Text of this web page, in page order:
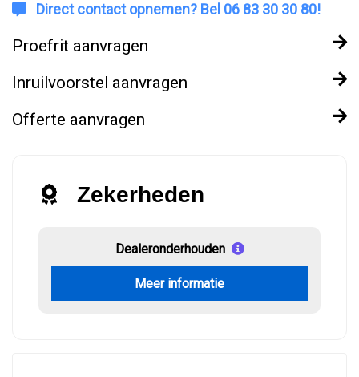
Direct contact opnemen? Bel 06 83 30 30 80!
Proefrit aanvragen
Inruilvoorstel aanvragen
Offerte aanvragen
Zekerheden
Dealeronderhouden
Meer informatie